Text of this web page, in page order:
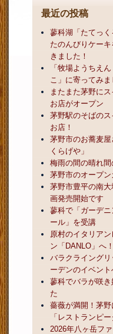
最近の投稿
蓼科湖「たてっく
たのんびりケーキ
きました！
「牧場ようちえ
こ」に寄ってみま
またまた茅野に
お店がオープン
茅野駅のそばの
お店！
茅野市のお蕎麦屋
くらげや」
梅雨の間の晴れ
茅野市のオープン
茅野市豊平の南大
画発売開始です
蓼科で「ガーデニ
ール」を受講
原村のイタリアン
ン「DANLO」へ！
バラクライング
ーデンのイベント
蓼科でバラが咲き
た
薔薇が満開！茅野
「レストランピ
2026年八ヶ岳フ